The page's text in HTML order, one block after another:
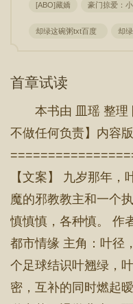
[ABO]藏嬌 豪门掠爱：
却绿这碗粥txt百度 却
首章试读
本书由 皿瑶 整理
不做任何负责】内容
【文案】 九岁那年，
魔的邪教教主和一个
慎慎慎，各种慎。 作
都市情缘 主角：叶径
个足球结识叶翘绿，
密，互补的同时燃起